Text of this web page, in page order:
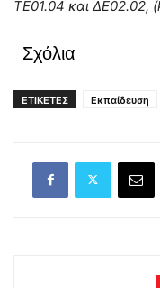
ΤΕ01.04 και ΔΕ02.02, (
Σχόλια
ΕΤΙΚΕΤΕΣ Εκπαίδευση